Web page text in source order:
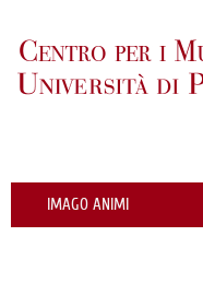
IMAGO ANIMI